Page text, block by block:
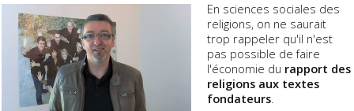
En sciences sociales des
religions, on ne saurait
trop rappeler qu'il n'est
pas possible de faire
l'économie du rapport des
religions aux textes
fondateurs.